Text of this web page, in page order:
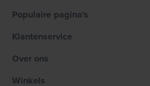
Populaire pagina's
Klantenservice
Over ons
Winkels